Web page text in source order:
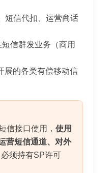
短信代扣、运营商话
信群发业务（商用
展的各类有偿移动信
信接口使用， 使用
营短信通道、对外
须持有SP许可